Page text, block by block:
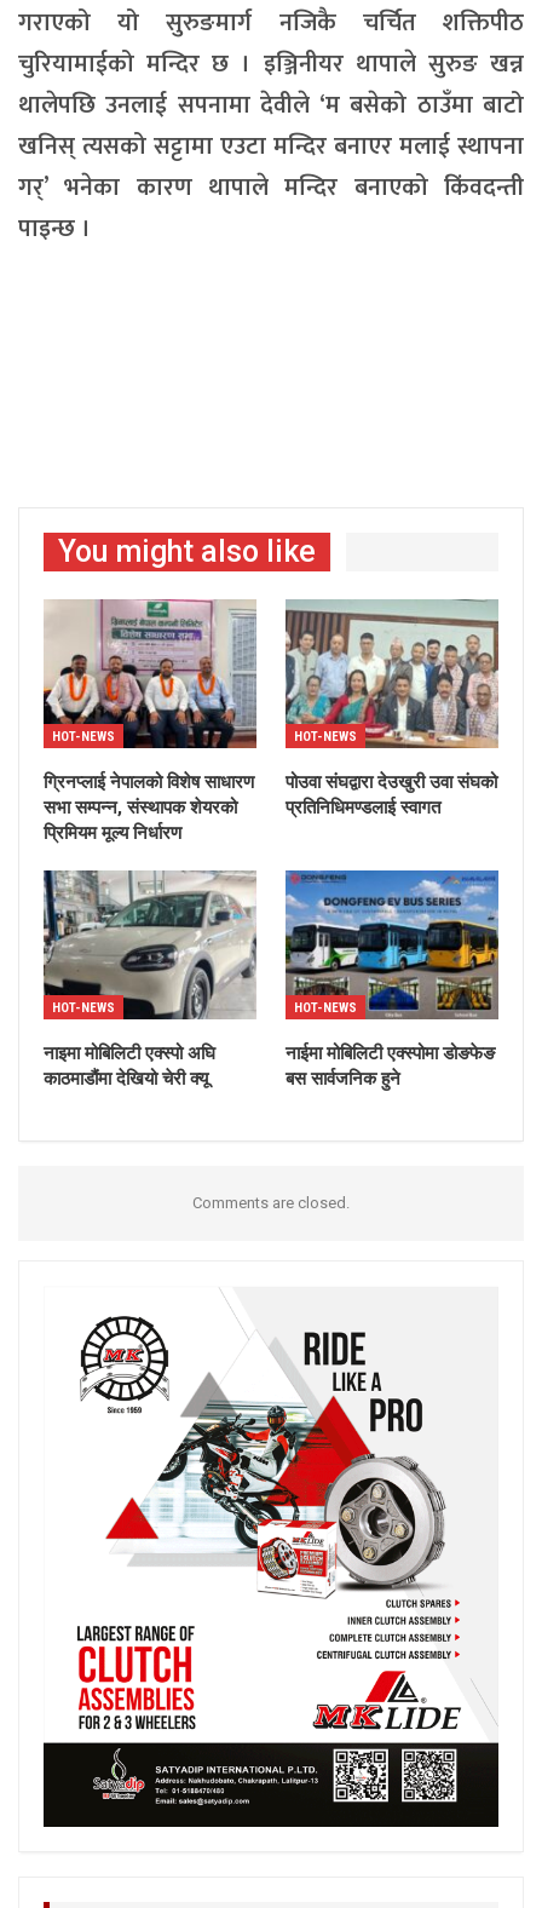
गराएको यो सुरुङमार्ग नजिकै चर्चित शक्तिपीठ
चुरियामाईको मन्दिर छ । इञ्जिनीयर थापाले सुरुङ खन्न
थालेपछि उनलाई सपनामा देवीले ‘म बसेको ठाउँमा बाटो
खनिस् त्यसको सट्टामा एउटा मन्दिर बनाएर मलाई स्थापना
गर्’ भनेका कारण थापाले मन्दिर बनाएको किंवदन्ती
पाइन्छ ।
You might also like
HOT-NEWS
ग्रिनप्लाई नेपालको विशेष साधारण
सभा सम्पन्न, संस्थापक शेयरको
प्रिमियम मूल्य निर्धारण
HOT-NEWS
पोउवा संघद्वारा देउखुरी उवा संघको
प्रतिनिधिमण्डलाई स्वागत
HOT-NEWS
नाइमा मोबिलिटी एक्स्पो अघि
काठमाडौंमा देखियो चेरी क्यू
HOT-NEWS
नाईमा मोबिलिटी एक्स्पोमा डोङफेङ
बस सार्वजनिक हुने
Comments are closed.